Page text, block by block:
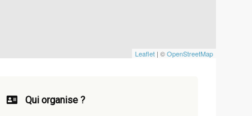
Leaflet | ©OpenStreetMap
Qui organise ?